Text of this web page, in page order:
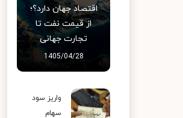
اقتصاد جهان دارد؟؛
از قیمت نفت تا
تجارت جهانی
1405/04/28
واریز سود
سهام